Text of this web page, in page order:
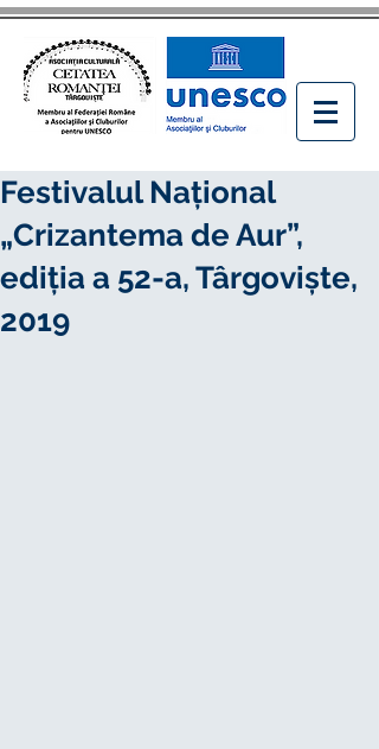
Festivalul Național
„Crizantema de Aur”,
ediţia a 52-a, Târgoviște,
2019